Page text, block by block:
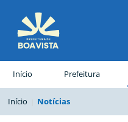
Início Prefeitura
Início Notícias